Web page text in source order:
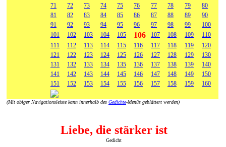
71
72 73 74 75 76 77 78 79
80
81
82 83 84 85 86 87 88 89
90
91
92 93 94 95 96 97 98 99
100
101
102 103 104 105 106 107 108 109
110
111
112 113 114 115 116 117 118 119
120
121
122 123 124 125 126 127 128 129
130
131
132 133 134 135 136 137 138 139
140
141
142 143 144 145 146 147 148 149
150
151
152 153 154 155 156 157 158 159 160
(Mit obiger Navigationsleiste kann innerhalb des Gedichte-Menüs geblättert werden)
Liebe, die stärker ist
Gedicht